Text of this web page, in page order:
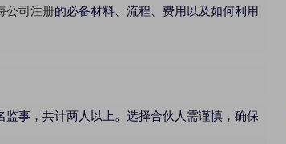
公司注册的必备材料、流程、费用以及如何利用
监事，共计两人以上。选择合伙人需谨慎，确保